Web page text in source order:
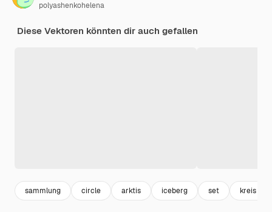
polyashenkohelena
Diese Vektoren könnten dir auch gefallen
sammlung circle arktis iceberg set kreis